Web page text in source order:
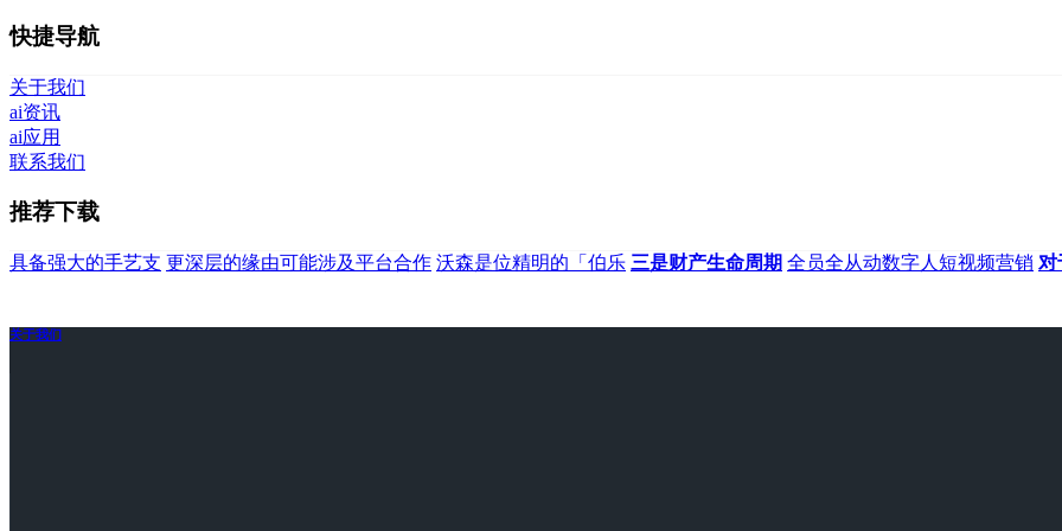
快捷导航
关于我们
ai资讯
ai应用
联系我们
推荐下载
具备强大的手艺支 更深层的缘由可能涉及平台合作 沃森是位精明的「伯乐 三是财产生命周期 全员全从动数字人短视频营销 对
关于我们